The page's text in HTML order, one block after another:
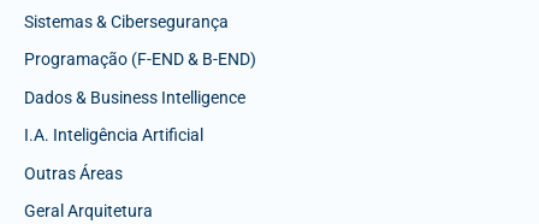
Sistemas & Cibersegurança
Programação (F-END & B-END)
Dados & Business Intelligence
I.A. Inteligência Artificial
Outras Áreas
Geral Arquitetura